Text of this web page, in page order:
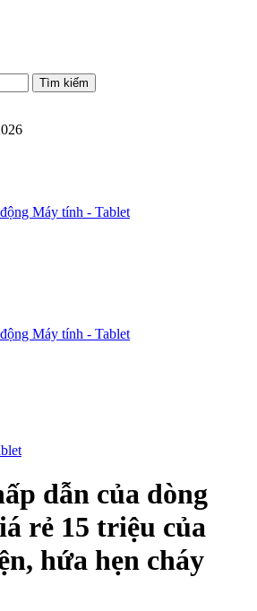
Tìm kiếm
Tìm kiếm
Máy tính - Tablet
Máy tính - Tablet
dẫn của dòng
rẻ 15 triệu của
hứa hẹn cháy